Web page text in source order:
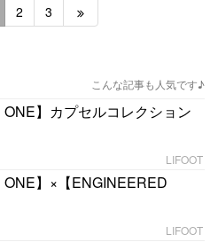
2 3
こんな記事も人気です♪
ONE】カプセルコレクション
LIFOOT
ONE】×【ENGINEERED
LIFOOT